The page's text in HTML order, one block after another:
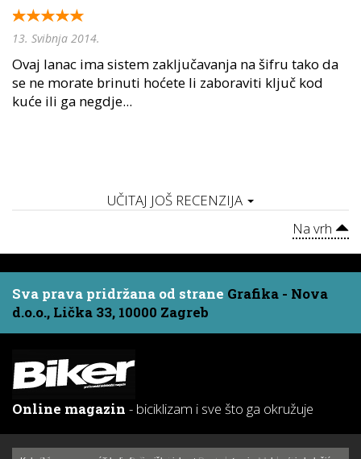
13. Svibnja 2014.
Ovaj lanac ima sistem zaključavanja na šifru tako da
se ne morate brinuti hoćete li zaboraviti ključ kod
kuće ili ga negdje...
UČITAJ JOŠ RECENZIJA
Na vrh
Sva prava pridržana od strane Grafika - Nova
d.o.o., Lička 33, 10000 Zagreb
Online magazin - biciklizam i sve što ga okružuje